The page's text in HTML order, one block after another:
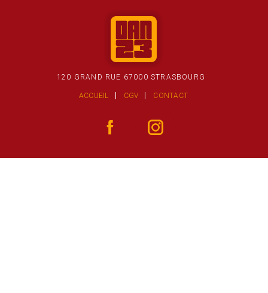
120 GRAND RUE 67000 STRASBOURG
ACCUEIL CGV CONTACT